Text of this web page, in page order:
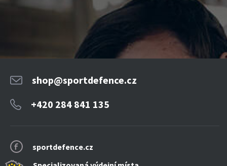
sportdefence.cz
shop@sportdefence.cz
+420 284 841 135